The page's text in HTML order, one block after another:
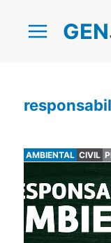
GEN
AMBIENTAL CIVIL